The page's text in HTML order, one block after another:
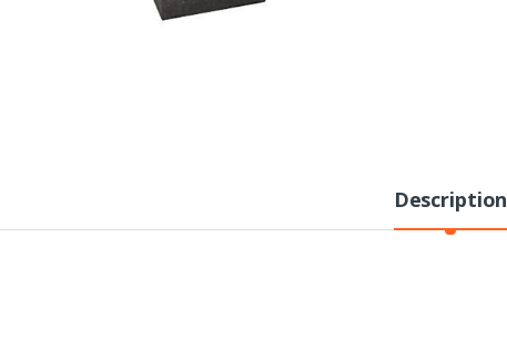
Description